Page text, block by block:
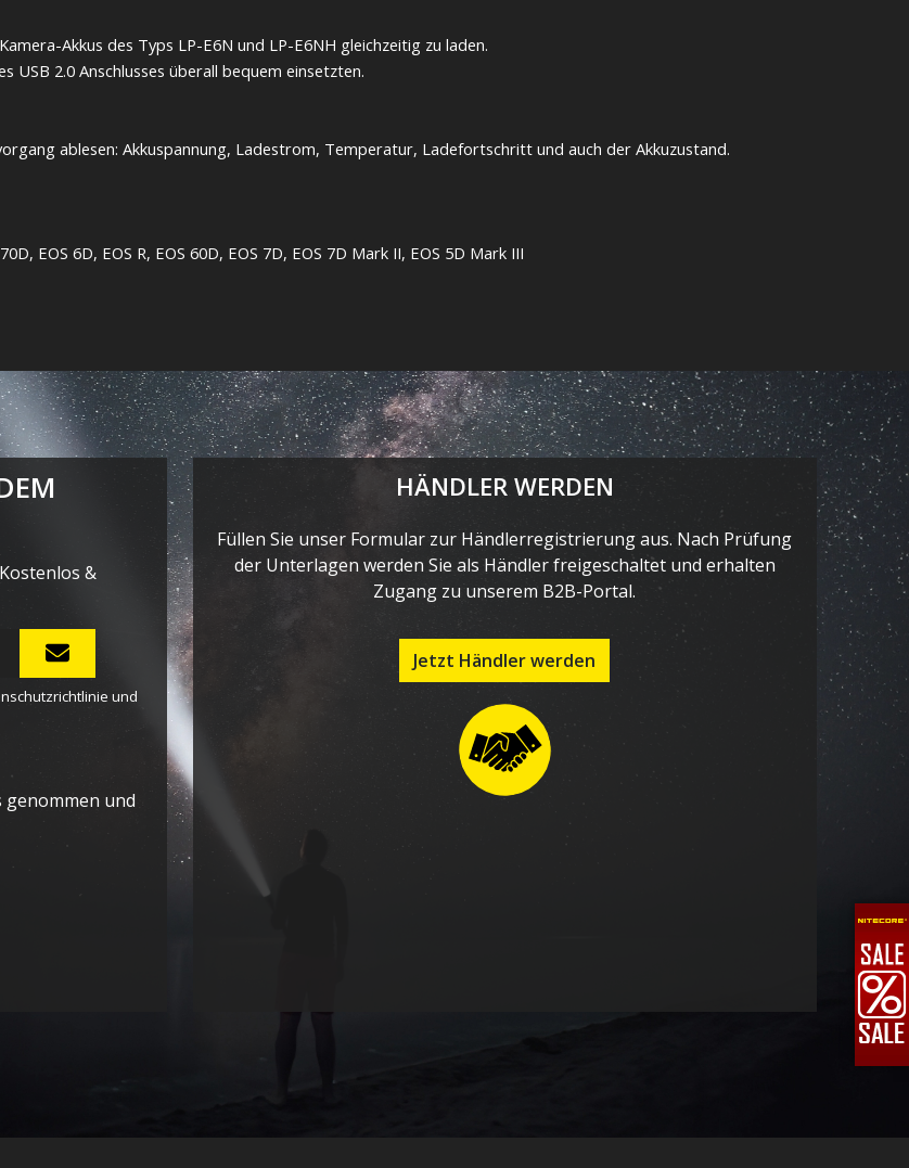
Akkus des Typs LP-E6N und LP-E6NH gleichzeitig zu laden.
USB 2.0 Anschlusses überall bequem einsetzten.
ablesen: Akkuspannung, Ladestrom, Temperatur, Ladefortschritt und auch der Akkuzustand.
EOS 6D, EOS R, EOS 60D, EOS 7D, EOS 7D Mark II, EOS 5D Mark III
&
und
genommen und
HÄNDLER WERDEN
Füllen Sie unser Formular zur Händlerregistrierung aus. Nach Prüfung
der Unterlagen werden Sie als Händler freigeschaltet und erhalten
Zugang zu unserem B2B-Portal.
Jetzt Händler werden